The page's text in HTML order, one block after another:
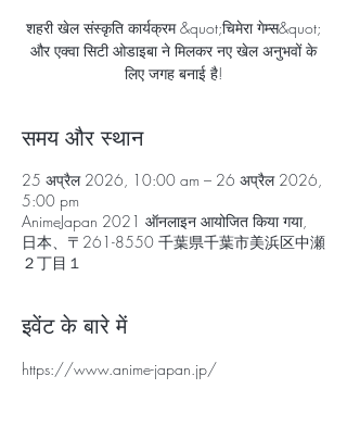
शहरी खेल संस्कृति कार्यक्रम &quot;चिमेरा गेम्स&quot;
और एक्वा सिटी ओडाइबा ने मिलकर नए खेल अनुभवों के
लिए जगह बनाई है!
समय और स्थान
25 अप्रैल 2026, 10:00 am – 26 अप्रैल 2026,
5:00 pm
AnimeJapan 2021 ऑनलाइन आयोजित किया गया,
日本、〒261-8550 千葉県千葉市美浜区中瀬
２丁目１
इवेंट के बारे में
https://www.anime-japan.jp/